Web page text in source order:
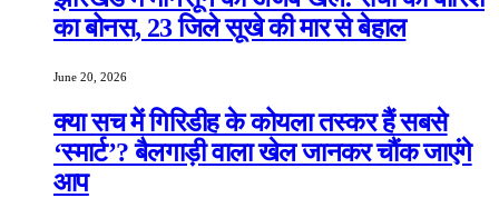
का बोनस, 23 जिले सूखे की मार से बेहाल
June 20, 2026
क्या सच में गिरिडीह के कोयला तस्कर हैं सबसे
‘स्मार्ट’? बैलगाड़ी वाला खेल जानकर चौंक जाएंगे
आप